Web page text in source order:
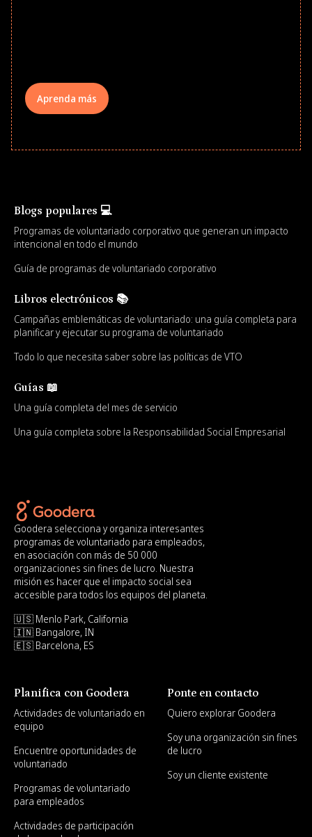
Aprenda más
Blogs populares 💻
Programas de voluntariado corporativo que generan un impacto
intencional en todo el mundo
Guía de programas de voluntariado corporativo
Libros electrónicos 📚
Campañas emblemáticas de voluntariado: una guía completa para
planificar y ejecutar su programa de voluntariado
Todo lo que necesita saber sobre las políticas de VTO
Guías 📖
Una guía completa del mes de servicio
Una guía completa sobre la Responsabilidad Social Empresarial
Goodera selecciona y organiza interesantes
programas de voluntariado para empleados,
en asociación con más de 50 000
organizaciones sin fines de lucro. Nuestra
misión es hacer que el impacto social sea
accesible para todos los equipos del planeta.
🇺🇸 Menlo Park, California
🇮🇳 Bangalore, IN
🇪🇸 Barcelona, ES
Planifica con Goodera
Actividades de voluntariado en
equipo
Encuentre oportunidades de
voluntariado
Programas de voluntariado
para empleados
Actividades de participación
Ponte en contacto
Quiero explorar Goodera
Soy una organización sin fines
de lucro
Soy un cliente existente